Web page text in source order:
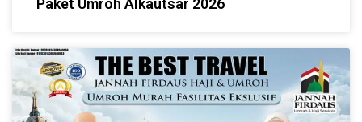
Paket Umroh Alkautsar 2026